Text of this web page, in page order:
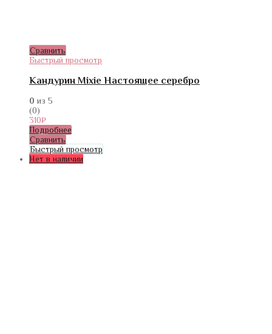
Сравнить
Быстрый просмотр
Кандурин Mixie Настоящее серебро
0 из 5
(0)
310₽
Подробнее
Сравнить
Быстрый просмотр
Нет в наличии